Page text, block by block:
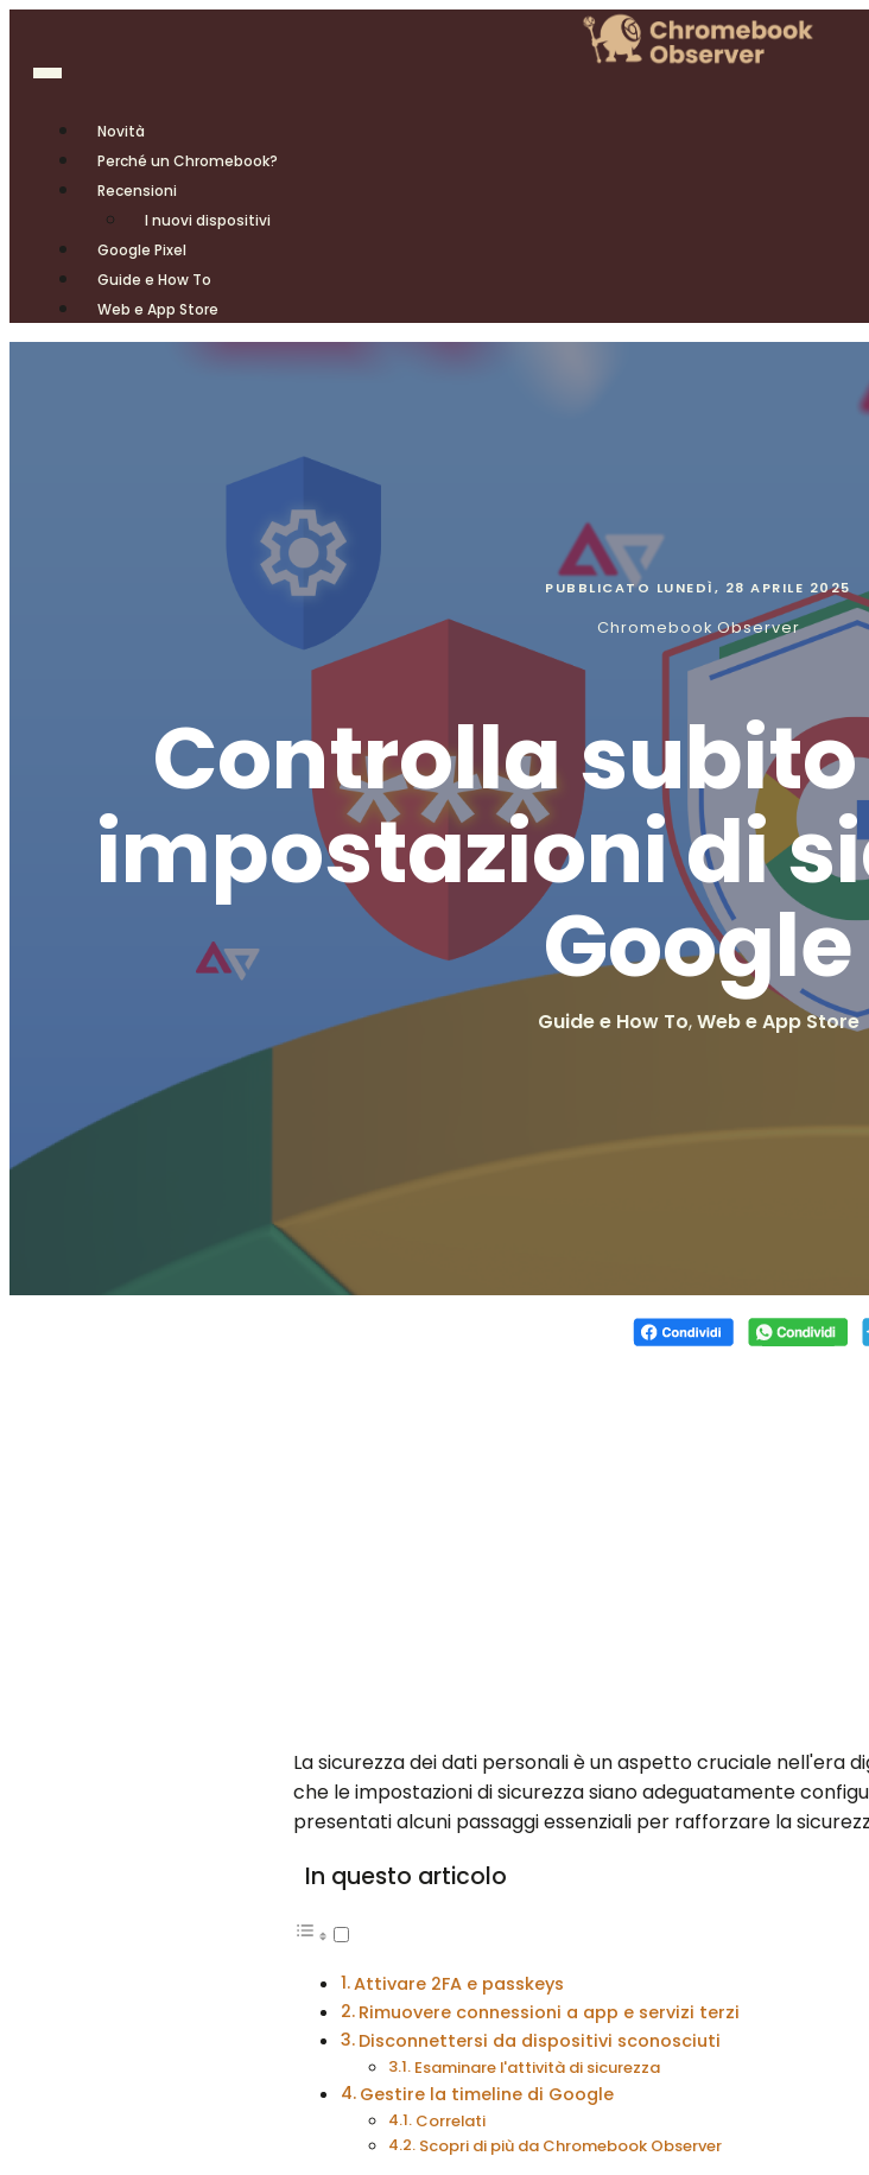
Novità
Perché un Chromebook?
Recensioni
I nuovi dispositivi
Google Pixel
Guide e How To
Web e App Store
PUBBLICATO LUNEDÌ, 28 APRILE 2025
Chromebook Observer
Controlla
impostazioni di
Google
Guide e How To,Web e App Store
La sicurezza dei dati personali è un aspetto cruciale nell'era
che le impostazioni di sicurezza siano adeguatamente
presentati alcuni passaggi essenziali per rafforzare la
In questo articolo
Attivare 2FA e passkeys
Rimuovere connessioni a app e servizi terzi
Disconnettersi da dispositivi sconosciuti
Esaminare l'attività di sicurezza
Gestire la timeline di Google
Correlati
Scopri di più da Chromebook Observer